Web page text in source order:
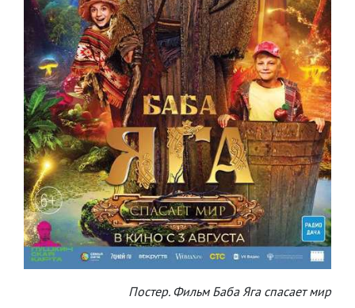
Постер. Фильм Баба Яга спасает мир